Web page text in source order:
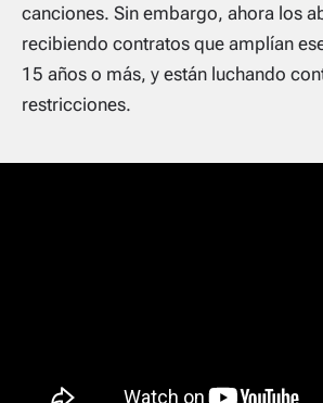
canciones. Sin embargo, ahora los
recibiendo contratos que amplían
15 años o más, y están luchando
restricciones.